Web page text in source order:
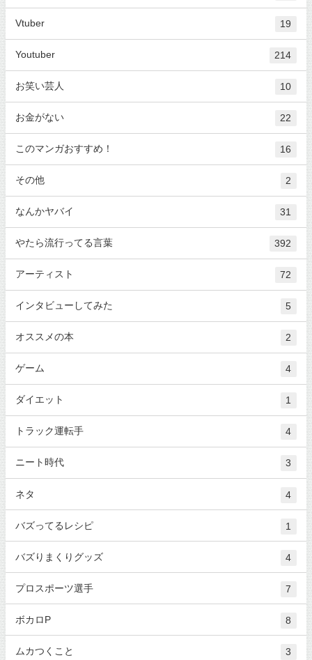
Vtuber 19
Youtuber 214
お笑い芸人 10
お金がない 22
このマンガおすすめ！ 16
その他 2
なんかヤバイ 31
やたら流行ってる言葉 392
アーティスト 72
インタビューしてみた 5
オススメの本 2
ゲーム 4
ダイエット 1
トラック運転手 4
ニート時代 3
ネタ 4
バズってるレシピ 1
バズりまくりグッズ 4
プロスポーツ選手 7
ボカロP 8
ムカつくこと 3